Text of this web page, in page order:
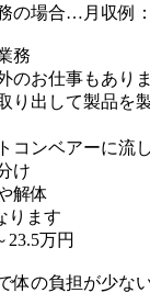
場合…月収例：
務
のお仕事もあり
出して製品を
ンベアーに流
け
解体
ます
万円
の負担が少ない